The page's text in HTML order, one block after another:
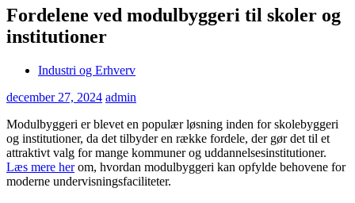
Fordelene ved modulbyggeri til skoler og
institutioner
Industri og Erhverv
december 27, 2024 admin
Modulbyggeri er blevet en populær løsning inden for skolebyggeri
og institutioner, da det tilbyder en række fordele, der gør det til et
attraktivt valg for mange kommuner og uddannelsesinstitutioner.
Læs mere herom, hvordan modulbyggeri kan opfylde behovene for
moderne undervisningsfaciliteter.